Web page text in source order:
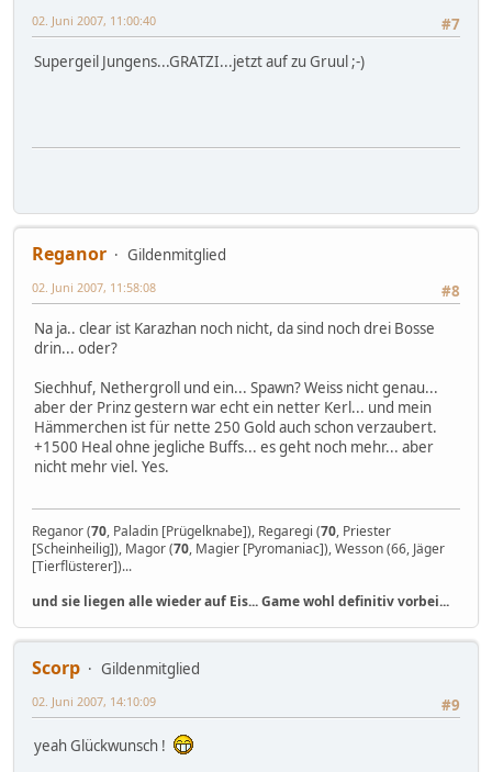
#7
02. Juni 2007, 11:00:40
Supergeil Jungens...GRATZI...jetzt auf zu Gruul ;-)
Reganor
Gildenmitglied
#8
02. Juni 2007, 11:58:08
Na ja.. clear ist Karazhan noch nicht, da sind noch drei Bosse
drin... oder?
Siechhuf, Nethergroll und ein... Spawn? Weiss nicht genau...
aber der Prinz gestern war echt ein netter Kerl... und mein
Hämmerchen ist für nette 250 Gold auch schon verzaubert.
+1500 Heal ohne jegliche Buffs... es geht noch mehr... aber
nicht mehr viel. Yes.
Reganor (70, Paladin [Prügelknabe]), Regaregi (70, Priester
[Scheinheilig]), Magor (70, Magier [Pyromaniac]), Wesson (66, Jäger
[Tierflüsterer])...
und sie liegen alle wieder auf Eis... Game wohl definitiv vorbei...
Scorp
Gildenmitglied
#9
02. Juni 2007, 14:10:09
yeah Glückwunsch !